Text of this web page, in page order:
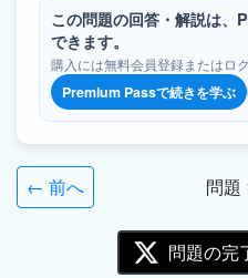
この問題の回答・解説は
できます。
購入には無料会員登録またはロ
Premium Passで続きを学ぶ
← 前へ 問題
問題の完